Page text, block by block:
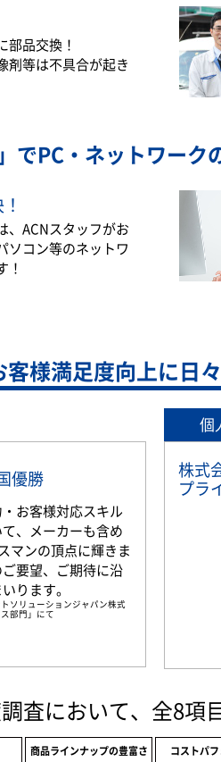
部品交換！
剤等は不具合が起き
でPC・ネットワーク
、ACNスタッフがお
ソコン等のネットワ
！
客様満足度向上に日
優勝
お客様対応スキル
、メーカーも含め
マンの頂点に輝きま
要望、ご期待に沿
ります。
ソリューションジャパン株式
部門」にて
個
株式
プラ
査において、全8項
商品ラインナップの豊富さ コストパ